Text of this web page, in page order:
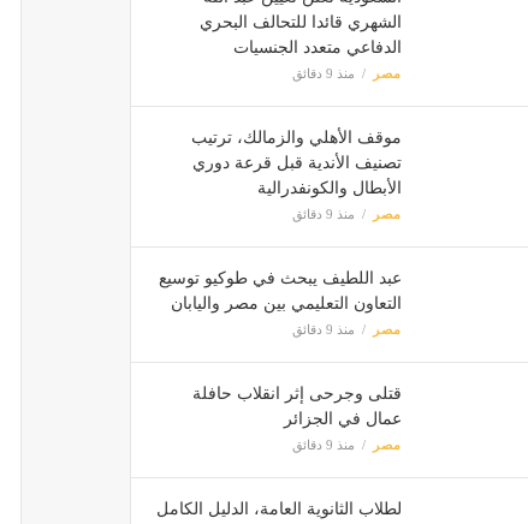
الشهري قائدا للتحالف البحري
الدفاعي متعدد الجنسيات
مصر منذ 9 دقائق
موقف الأهلي والزمالك، ترتيب
تصنيف الأندية قبل قرعة دوري
الأبطال والكونفدرالية
مصر منذ 9 دقائق
عبد اللطيف يبحث في طوكيو توسيع
التعاون التعليمي بين مصر واليابان
مصر منذ 9 دقائق
قتلى وجرحى إثر انقلاب حافلة
عمال في الجزائر
مصر منذ 9 دقائق
لطلاب الثانوية العامة، الدليل الكامل